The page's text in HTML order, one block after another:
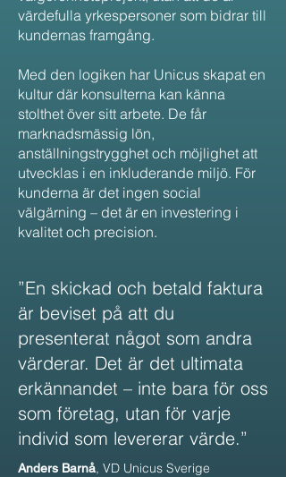
värdefulla yrkespersoner som bidrar till
kundernas framgång.
Med den logiken har Unicus skapat en
kultur där konsulterna kan känna
stolthet över sitt arbete. De får
marknadsmässig lön,
anställningstrygghet och möjlighet att
utvecklas i en inkluderande miljö. För
kunderna är det ingen social
välgärning – det är en investering i
kvalitet och precision.
”En skickad och betald faktura
är beviset på att du
presenterat något som andra
värderar. Det är det ultimata
erkännandet – inte bara för oss
som företag, utan för varje
individ som levererar värde.”
Anders Barnå, VD Unicus Sverige